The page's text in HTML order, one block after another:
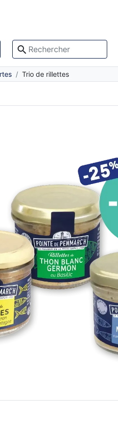
search
Trio de rillettes